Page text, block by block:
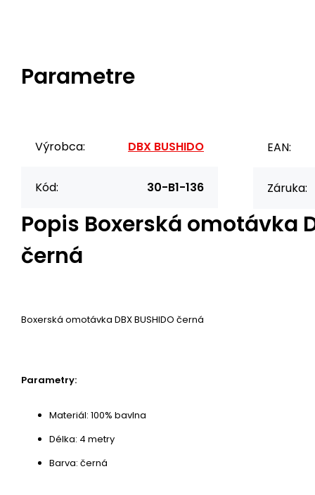
Parametre
Výrobca: DBX BUSHIDO
Kód: 30-B1-136
EAN:
Záruka:
Popis Boxerská omotávka
černá
Boxerská omotávka DBX BUSHIDO černá
Parametry:
Materiál: 100% bavlna
Délka: 4 metry
Barva: černá